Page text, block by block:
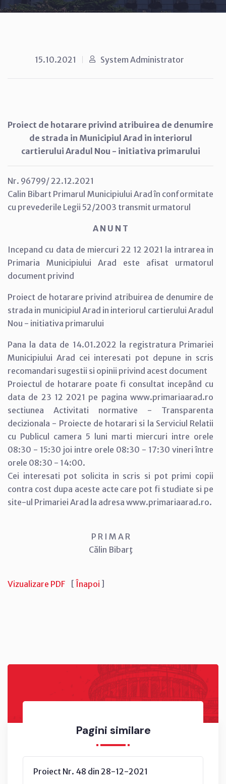
Pagini similare
Proiect Nr. 48 din 28-12-2021
15.10.2021 System Administrator
Proiect de hotarare privind atribuirea de denumire
de strada in Municipiul Arad in interiorul
cartierului Aradul Nou - initiativa primarului
Nr. 96799/ 22.12.2021
Calin Bibart Primarul Municipiului Arad în conformitate
cu prevederile Legii 52/2003 transmit urmatorul
A N U N T
Incepand cu data de miercuri 22 12 2021 la intrarea in
Primaria Municipiului Arad este afisat urmatorul
document privind
Proiect de hotarare privind atribuirea de denumire de
strada in municipiul Arad in interiorul cartierului Aradul
Nou - initiativa primarului
Pana la data de 14.01.2022 la registratura Primariei
Municipiului Arad cei interesati pot depune in scris
recomandari sugestii si opinii privind acest document
Proiectul de hotarare poate fi consultat incepând cu
data de 23 12 2021 pe pagina www.primariaarad.ro
sectiunea Activitati normative - Transparenta
decizionala - Proiecte de hotarari si la Serviciul Relatii
cu Publicul camera 5 luni marti miercuri intre orele
08:30 - 15:30 joi intre orele 08:30 - 17:30 vineri între
orele 08:30 - 14:00.
Cei interesati pot solicita in scris si pot primi copii
contra cost dupa aceste acte care pot fi studiate si pe
site-ul Primariei Arad la adresa www.primariaarad.ro.
P R I M A R
Călin Bibarţ
Vizualizare PDF [ Înapoi ]